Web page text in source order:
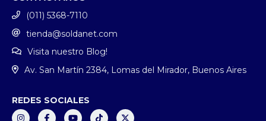
(011) 5368-7110
tienda@soldanet.com
Visita nuestro Blog!
Av. San Martín 2384, Lomas del Mirador, Buenos Aires
REDES SOCIALES